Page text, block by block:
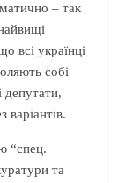
– так
всі українці
собі
депутати,
варіантів.
“спец.
та